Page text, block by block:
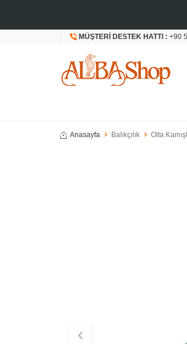
MÜŞTERI DESTEK HATTI : +90
Anasayfa Balıkçılık Olta